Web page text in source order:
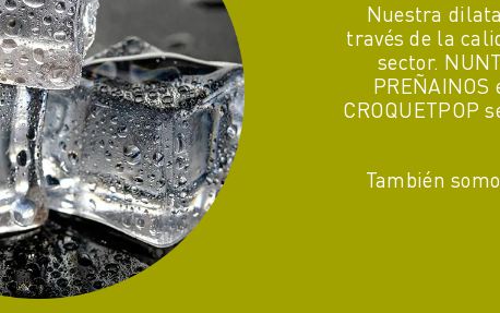
Nuestra
través de la
sector. N
CROQUETPOP
También